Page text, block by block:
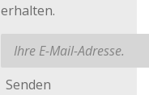
erhalten.
Senden